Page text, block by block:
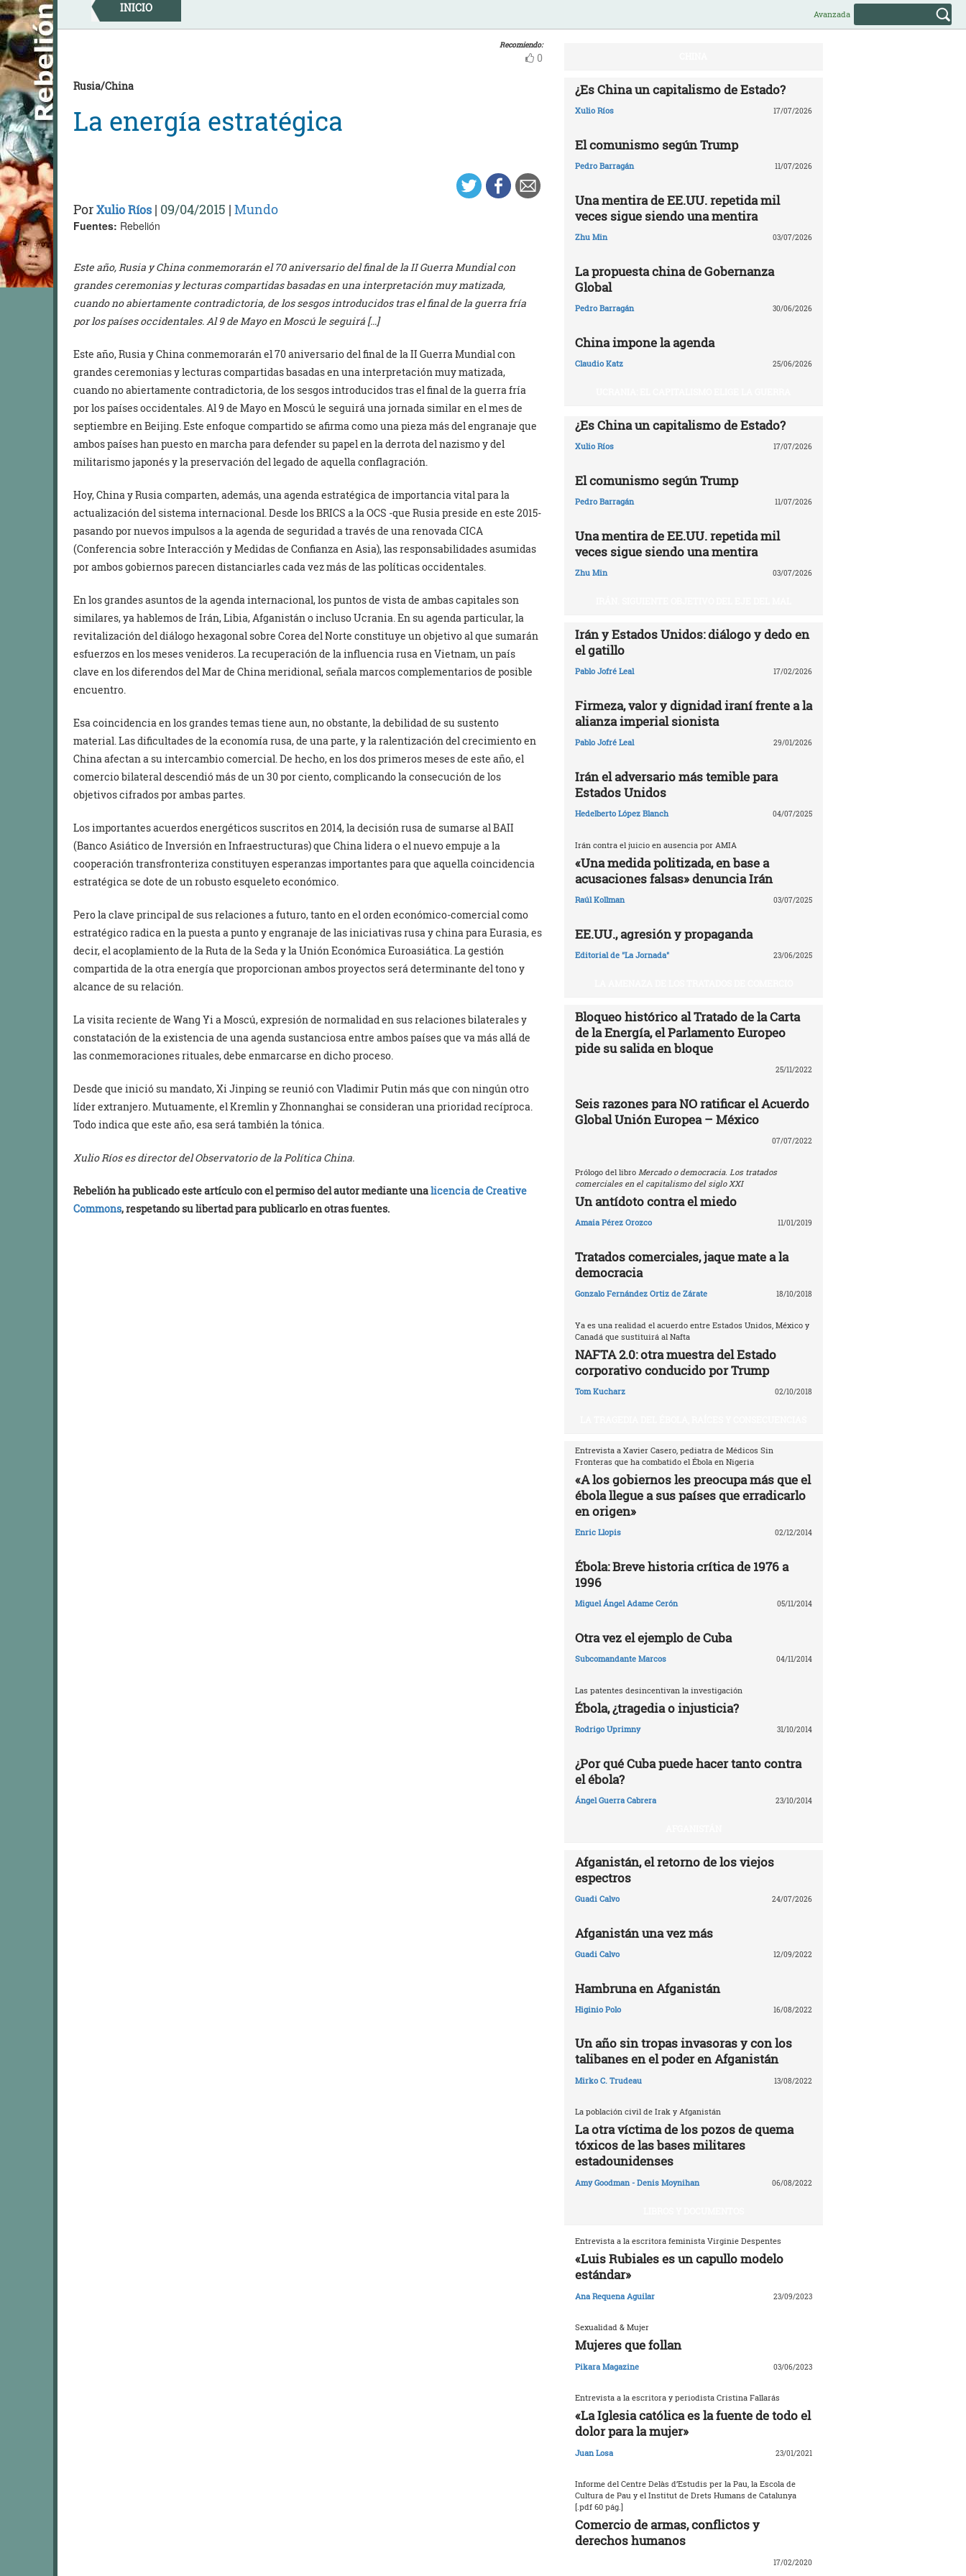
Skip
to
content
INICIO Avanzada
Recomiendo:
0
Rusia/China
La energía estratégica
PorXulio Ríos | 09/04/2015 | Mundo
Fuentes: Rebelión
Este año, Rusia y China conmemorarán el 70 aniversario del final de la II Guerra Mundial con
grandes ceremonias y lecturas compartidas basadas en una interpretación muy matizada,
cuando no abiertamente contradictoria, de los sesgos introducidos tras el final de la guerra fría
por los países occidentales. Al 9 de Mayo en Moscú le seguirá […]
Este año, Rusia y China conmemorarán el 70 aniversario del final de la II Guerra Mundial con
grandes ceremonias y lecturas compartidas basadas en una interpretación muy matizada,
cuando no abiertamente contradictoria, de los sesgos introducidos tras el final de la guerra fría
por los países occidentales. Al 9 de Mayo en Moscú le seguirá una jornada similar en el mes de
septiembre en Beijing. Este enfoque compartido se afirma como una pieza más del engranaje que
ambos países han puesto en marcha para defender su papel en la derrota del nazismo y del
militarismo japonés y la preservación del legado de aquella conflagración.
Hoy, China y Rusia comparten, además, una agenda estratégica de importancia vital para la
actualización del sistema internacional. Desde los BRICS a la OCS -que Rusia preside en este 2015-
pasando por nuevos impulsos a la agenda de seguridad a través de una renovada CICA
(Conferencia sobre Interacción y Medidas de Confianza en Asia), las responsabilidades asumidas
por ambos gobiernos parecen distanciarles cada vez más de las políticas occidentales.
En los grandes asuntos de la agenda internacional, los puntos de vista de ambas capitales son
similares, ya hablemos de Irán, Libia, Afganistán o incluso Ucrania. En su agenda particular, la
revitalización del diálogo hexagonal sobre Corea del Norte constituye un objetivo al que sumarán
esfuerzos en los meses venideros. La recuperación de la influencia rusa en Vietnam, un país
clave en los diferendos del Mar de China meridional, señala marcos complementarios de posible
encuentro.
Esa coincidencia en los grandes temas tiene aun, no obstante, la debilidad de su sustento
material. Las dificultades de la economía rusa, de una parte, y la ralentización del crecimiento en
China afectan a su intercambio comercial. De hecho, en los dos primeros meses de este año, el
comercio bilateral descendió más de un 30 por ciento, complicando la consecución de los
objetivos cifrados por ambas partes.
Los importantes acuerdos energéticos suscritos en 2014, la decisión rusa de sumarse al BAII
(Banco Asiático de Inversión en Infraestructuras) que China lidera o el nuevo empuje a la
cooperación transfronteriza constituyen esperanzas importantes para que aquella coincidencia
estratégica se dote de un robusto esqueleto económico.
Pero la clave principal de sus relaciones a futuro, tanto en el orden económico-comercial como
estratégico radica en la puesta a punto y engranaje de las iniciativas rusa y china para Eurasia, es
decir, el acoplamiento de la Ruta de la Seda y la Unión Económica Euroasiática. La gestión
compartida de la otra energía que proporcionan ambos proyectos será determinante del tono y
alcance de su relación.
La visita reciente de Wang Yi a Moscú, expresión de normalidad en sus relaciones bilaterales y
constatación de la existencia de una agenda sustanciosa entre ambos países que va más allá de
las conmemoraciones rituales, debe enmarcarse en dicho proceso.
Desde que inició su mandato, Xi Jinping se reunió con Vladimir Putin más que con ningún otro
líder extranjero. Mutuamente, el Kremlin y Zhonnanghai se consideran una prioridad recíproca.
Todo indica que este año, esa será también la tónica.
Xulio Ríos es director del Observatorio de la Política China.
Rebelión ha publicado este artículo con el permiso del autor mediante unalicencia de Creative
Commons, respetando su libertad para publicarlo en otras fuentes.
¿Es China un capitalismo de Estado?
Xulio Ríos 17/07/2026
El comunismo según Trump
Pedro Barragán 11/07/2026
Una mentira de EE.UU. repetida mil
veces sigue siendo una mentira
Zhu Min 03/07/2026
La propuesta china de Gobernanza
Global
Pedro Barragán 30/06/2026
China impone la agenda
Claudio Katz 25/06/2026
¿Es China un capitalismo de Estado?
Xulio Ríos 17/07/2026
El comunismo según Trump
Pedro Barragán 11/07/2026
Una mentira de EE.UU. repetida mil
veces sigue siendo una mentira
Zhu Min 03/07/2026
Irán y Estados Unidos: diálogo y dedo en
el gatillo
Pablo Jofré Leal 17/02/2026
Firmeza, valor y dignidad iraní frente a la
alianza imperial sionista
Pablo Jofré Leal 29/01/2026
Irán el adversario más temible para
Estados Unidos
Hedelberto López Blanch 04/07/2025
Irán contra el juicio en ausencia por AMIA
«Una medida politizada, en base a
acusaciones falsas» denuncia Irán
Raúl Kollman 03/07/2025
EE.UU., agresión y propaganda
Editorial de "La Jornada" 23/06/2025
Bloqueo histórico al Tratado de la Carta
de la Energía, el Parlamento Europeo
pide su salida en bloque
25/11/2022
Seis razones para NO ratificar el Acuerdo
Global Unión Europea – México
07/07/2022
Prólogo del libro Mercado o democracia. Los tratados
comerciales en el capitalismo del siglo XXI
Un antídoto contra el miedo
Amaia Pérez Orozco 11/01/2019
Tratados comerciales, jaque mate a la
democracia
Gonzalo Fernández Ortiz de Zárate 18/10/2018
Ya es una realidad el acuerdo entre Estados Unidos, México y
Canadá que sustituirá al Nafta
NAFTA 2.0: otra muestra del Estado
corporativo conducido por Trump
Tom Kucharz 02/10/2018
Entrevista a Xavier Casero, pediatra de Médicos Sin
Fronteras que ha combatido el Ébola en Nigeria
«A los gobiernos les preocupa más que el
ébola llegue a sus países que erradicarlo
en origen»
Enric Llopis 02/12/2014
Ébola: Breve historia crítica de 1976 a
1996
Miguel Ángel Adame Cerón 05/11/2014
Otra vez el ejemplo de Cuba
Subcomandante Marcos 04/11/2014
Las patentes desincentivan la investigación
Ébola, ¿tragedia o injusticia?
Rodrigo Uprimny 31/10/2014
¿Por qué Cuba puede hacer tanto contra
el ébola?
Ángel Guerra Cabrera 23/10/2014
Afganistán, el retorno de los viejos
espectros
Guadi Calvo 24/07/2026
Afganistán una vez más
Guadi Calvo 12/09/2022
Hambruna en Afganistán
Higinio Polo 16/08/2022
Un año sin tropas invasoras y con los
talibanes en el poder en Afganistán
Mirko C. Trudeau 13/08/2022
La población civil de Irak y Afganistán
La otra víctima de los pozos de quema
tóxicos de las bases militares
estadounidenses
Amy Goodman - Denis Moynihan 06/08/2022
Entrevista a la escritora feminista Virginie Despentes
«Luis Rubiales es un capullo modelo
estándar»
Ana Requena Aguilar 23/09/2023
Sexualidad & Mujer
Mujeres que follan
Pikara Magazine 03/06/2023
Entrevista a la escritora y periodista Cristina Fallarás
«La Iglesia católica es la fuente de todo el
dolor para la mujer»
Juan Losa 23/01/2021
Informe del Centre Delàs d’Estudis per la Pau, la Escola de
Cultura de Pau y el Institut de Drets Humans de Catalunya
[.pdf 60 pág.]
Comercio de armas, conflictos y
derechos humanos
17/02/2020